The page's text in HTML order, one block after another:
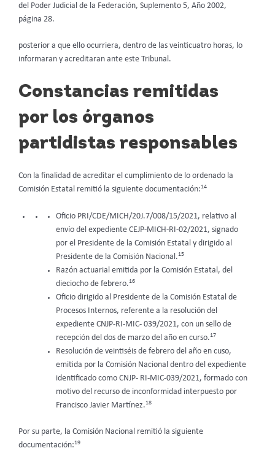
del Poder Judicial de la Federación, Suplemento 5, Año 2002,
página 28.
posterior a que ello ocurriera, dentro de las veinticuatro horas, lo
informaran y acreditaran ante este Tribunal.
Constancias remitidas
por los órganos
partidistas responsables
Con la finalidad de acreditar el cumplimiento de lo ordenado la
Comisión Estatal remitió la siguiente documentación:14
Oficio PRI/CDE/MICH/20J.7/008/15/2021, relativo al
envío del expediente CEJP-MICH-RI-02/2021, signado
por el Presidente de la Comisión Estatal y dirigido al
Presidente de la Comisión Nacional.15
Razón actuarial emitida por la Comisión Estatal, del
dieciocho de febrero.16
Oficio dirigido al Presidente de la Comisión Estatal de
Procesos Internos, referente a la resolución del
expediente CNJP-RI-MIC- 039/2021, con un sello de
recepción del dos de marzo del año en curso.17
Resolución de veintiséis de febrero del año en cuso,
emitida por la Comisión Nacional dentro del expediente
identificado como CNJP- RI-MIC-039/2021, formado con
motivo del recurso de inconformidad interpuesto por
Francisco Javier Martínez.18
Por su parte, la Comisión Nacional remitió la siguiente
documentación:19